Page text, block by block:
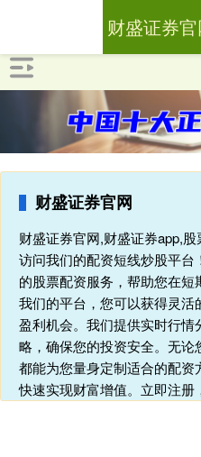
财盛证券官网
财盛证券官网,财盛证券app,
访问我们的配资短线炒股平
的股票配资服务，帮助您在
我们的平台，您可以获得灵
盈利机会。我们提供实时行
略，确保您的投资安全。无
都能为您量身定制适合的配资
快速实现财富增值。立即注册
财盛证券